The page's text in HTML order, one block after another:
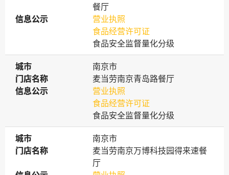
餐厅
信息公示
信息公示
营业执照
食品经营许可证
食品安全监督量化分级
城市
城市
南京市
门店名称
门店名称
麦当劳南京青岛路餐厅
信息公示
信息公示
营业执照
食品经营许可证
食品安全监督量化分级
城市
城市
南京市
门店名称
门店名称
麦当劳南京万博科技园得来速餐
厅